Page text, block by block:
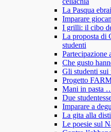
La Pasqua
Imparare
I grilli: il cibo
La proposta di
studenti
Partecipazione
Che gusto
Gli studenti sui
Progetto
Mani in pasta
Due
Imparare a
La gita alla
Le poesie sul